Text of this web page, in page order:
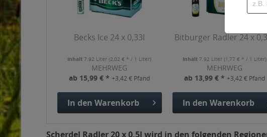
Becks Ice 24 x 0,33l
Inhalt7.92 Liter(2,02 € * / 1 Liter)
MEHRWEG
ab 15,99 € *+3,42 € Pfand
In den Warenkorb
Bitburger Radler 24 x
Inhalt 7.92 Liter (1,77 € * / 1 Liter)
MEHRWEG
ab 13,99 € * +3,42 € Pfand
In den Warenkorb
Scherdel Radler 20 x 0,5l wird in den folgenden